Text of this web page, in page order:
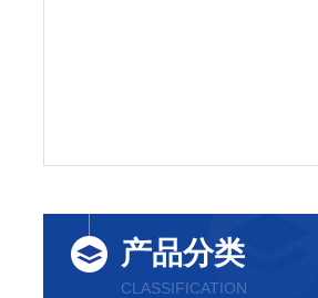
产品分类
CLASSIFICATION